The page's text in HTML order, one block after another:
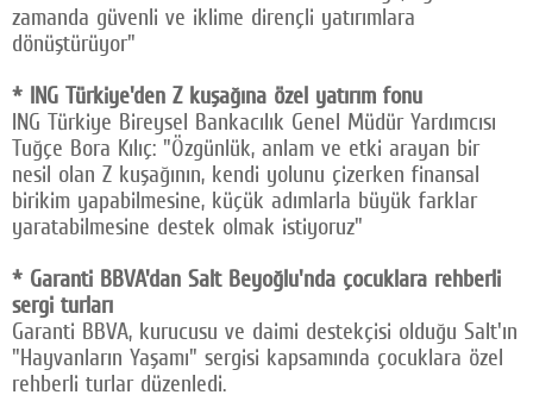
zamanda güvenli ve iklime dirençli yatırımlara
dönüştürüyor"
* ING Türkiye'den Z kuşağına özel yatırım fonu
ING Türkiye Bireysel Bankacılık Genel Müdür Yardımcısı
Tuğçe Bora Kılıç: "Özgünlük, anlam ve etki arayan bir
nesil olan Z kuşağının, kendi yolunu çizerken finansal
birikim yapabilmesine, küçük adımlarla büyük farklar
yaratabilmesine destek olmak istiyoruz"
* Garanti BBVA'dan Salt Beyoğlu'nda çocuklara rehberli
sergi turları
Garanti BBVA, kurucusu ve daimi destekçisi olduğu Salt'ın
"Hayvanların Yaşamı" sergisi kapsamında çocuklara özel
rehberli turlar düzenledi.